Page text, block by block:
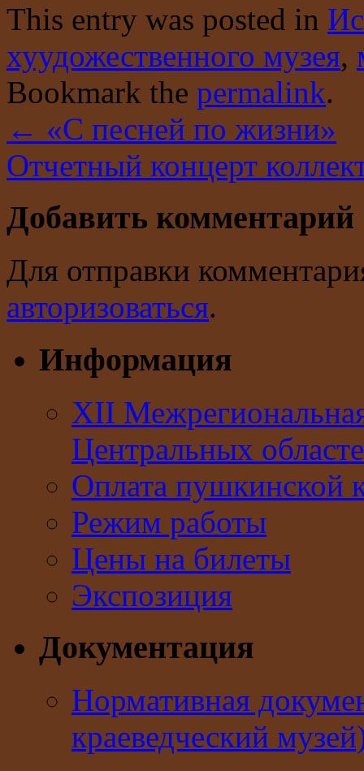
This entry was posted in
хуудожественного музея,
Bookmark the permalink.
← «С песней по жизни»
Отчетный концерт
Добавить комментарий
Для отправки
авторизоваться.
Информация
XII
Центральных
Оплата пушкинской
Режим работы
Цены на билеты
Экспозиция
Документация
Нормативная
краеведческий